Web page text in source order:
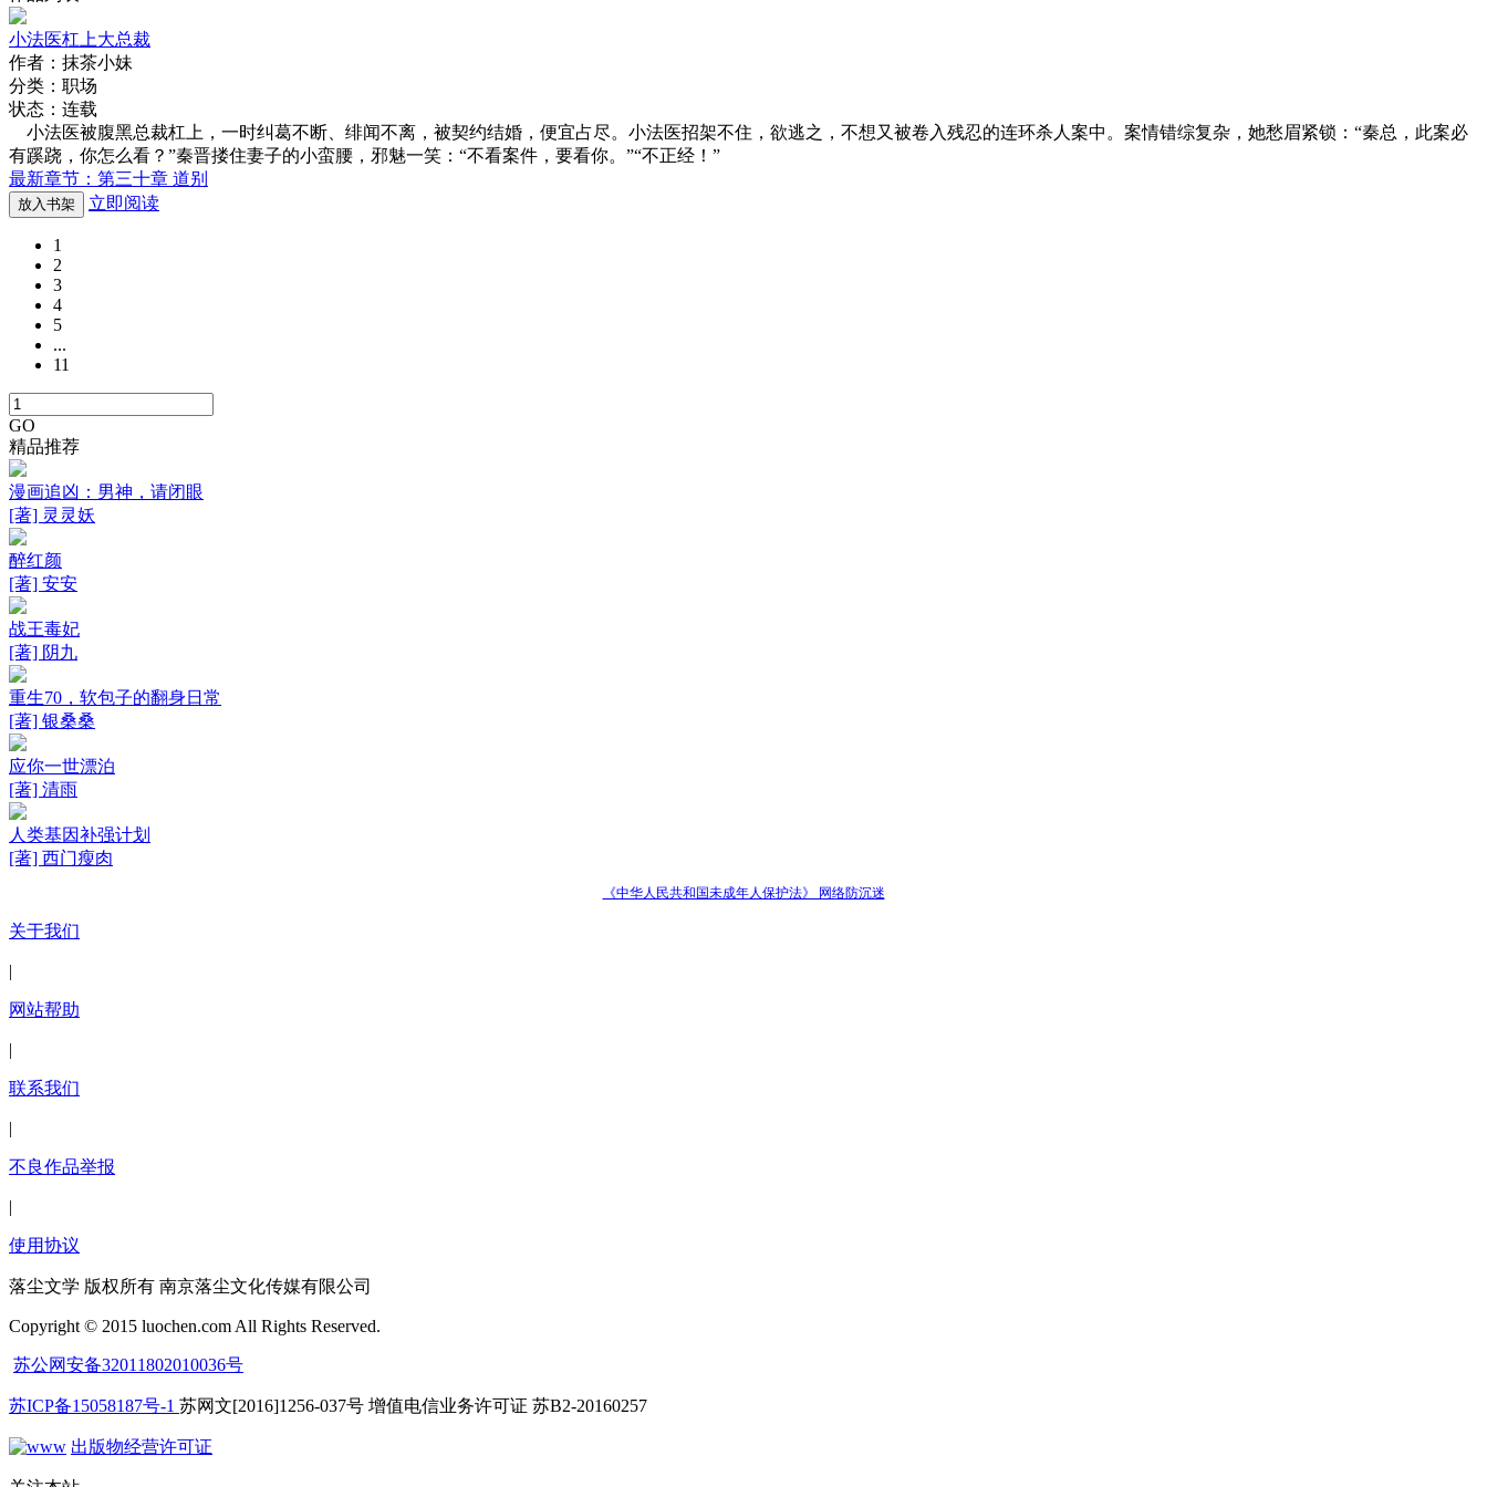
小法医杠上大总裁
作者：抹茶小妹
分类：职场
状态：连载
小法医被腹黑总裁杠上，一时纠葛不断、绯闻不离，被契约结婚，便宜占尽。小法医招架不住，欲逃之，不想又被卷入残忍的连环杀人案中。案情错综复杂，她愁眉紧锁：“秦总，此案必
有蹊跷，你怎么看？”秦晋搂住妻子的小蛮腰，邪魅一笑：“不看案件，要看你。”“不正经！”
最新章节：第三十章 道别
放入书架 立即阅读
1
2
3
4
5
...
11
GO
精品推荐
漫画追凶：男神，请闭眼
[著] 灵灵妖
醉红颜
[著] 安安
战王毒妃
[著] 阴九
重生70，软包子的翻身日常
[著] 银桑桑
应你一世漂泊
[著] 清雨
人类基因补强计划
[著] 西门瘦肉
《中华人民共和国未成年人保护法》 网络防沉迷
关于我们
|
网站帮助
|
联系我们
|
不良作品举报
|
使用协议
落尘文学 版权所有 南京落尘文化传媒有限公司
Copyright © 2015 luochen.com All Rights Reserved.
苏公网安备32011802010036号
苏ICP备15058187号-1 苏网文[2016]1256-037号 增值电信业务许可证 苏B2-20160257
出版物经营许可证